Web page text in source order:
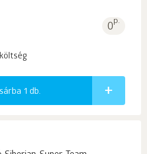
0p.
1 db.